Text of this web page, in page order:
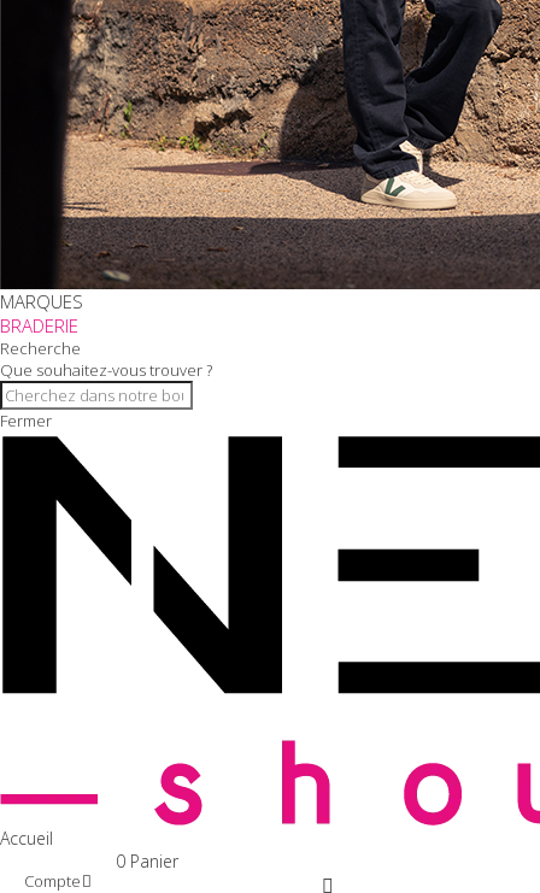
MARQUES
BRADERIE
Recherche
Que souhaitez-vous trouver ?
Fermer
Accueil
Compte
0 Panier